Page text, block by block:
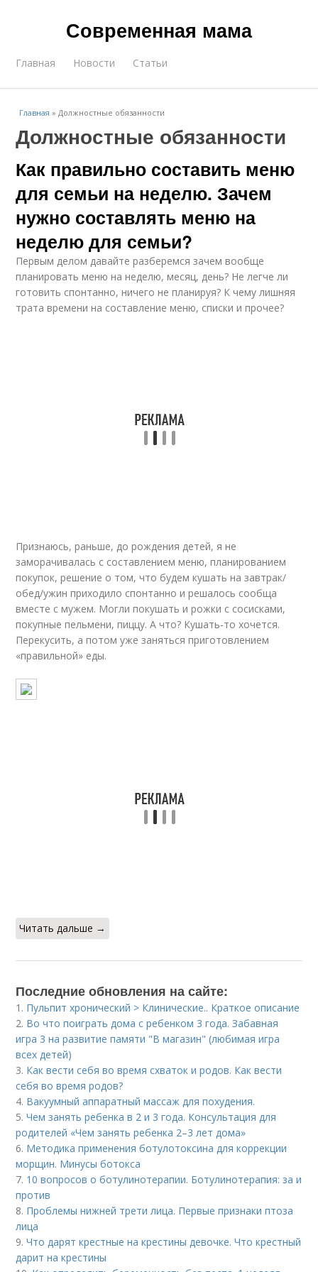
Современная мама
Главная Новости Статьи
Главная »Должностные обязанности
Должностные обязанности
Как правильно составить меню
для семьи на неделю. Зачем
нужно составлять меню на
неделю для семьи?
Первым делом давайте разберемся зачем вообще
планировать меню на неделю, месяц, день? Не легче ли
готовить спонтанно, ничего не планируя? К чему лишняя
трата времени на составление меню, списки и прочее?
Признаюсь, раньше, до рождения детей, я не
заморачивалась с составлением меню, планированием
покупок, решение о том, что будем кушать на завтрак/
обед/ужин приходило спонтанно и решалось сообща
вместе с мужем. Могли покушать и рожки с сосисками,
покупные пельмени, пиццу. А что? Кушать-то хочется.
Перекусить, а потом уже заняться приготовлением
«правильной» еды.
Читать дальше →
Последние обновления на сайте:
1. Пульпит хронический > Клинические.. Краткое описание
2. Во что поиграть дома с ребенком 3 года. Забавная
игра 3 на развитие памяти "В магазин" (любимая игра
всех детей)
3. Как вести себя во время схваток и родов. Как вести
себя во время родов?
4. Вакуумный аппаратный массаж для похудения.
5.Чем занять ребенка в 2 и 3 года. Консультация для
родителей «Чем занять ребенка 2–3 лет дома»
6. Методика применения ботулотоксина для коррекции
морщин. Минусы ботокса
7. 10 вопросов о ботулинотерапии. Ботулинотерапия: за и
против
8. Проблемы нижней трети лица. Первые признаки птоза
лица
9.Что дарят крестные на крестины девочке. Что крестный
дарит на крестины